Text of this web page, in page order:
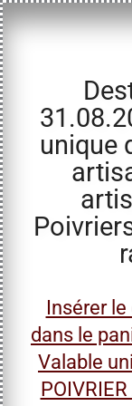
unique
Insérer
dans le
Valable